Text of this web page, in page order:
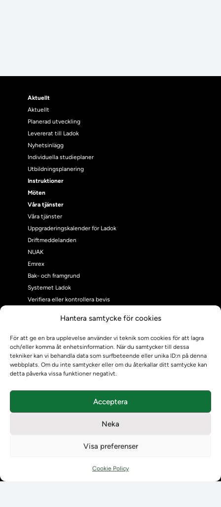
Hantera samtycke för cookies
För att ge en bra upplevelse använder vi teknik som cookies för att lagra
och/eller komma åt enhetsinformation. När du samtycker till dessa
tekniker kan vi behandla data som surfbeteende eller unika ID:n på denna
webbplats. Om du inte samtycker eller om du återkallar ditt samtycke kan
detta påverka vissa funktioner negativt.
Acceptera
Neka
Visa preferenser
Cookie Policy
Aktuellt
Aktuellt
Planerad utveckling
Levererat till Ladok
Nyhetsinlägg
Individuella studieplaner
Utbildningsplanering
Instruktioner
Möten
Våra tjänster
Våra tjänster
Uppgraderingskalender för Ladok
Driftmeddelanden
NUAK
Emrex
Bak- och framgrund
Systemet Ladok
Verifiera eller kontrollera bevis
Om oss
Om Ladokkonsortiet
Ladokkonsortiet internationellt
Vision, strategi och produktplan
Kontaktuppgifter för studenters Ladoksupport